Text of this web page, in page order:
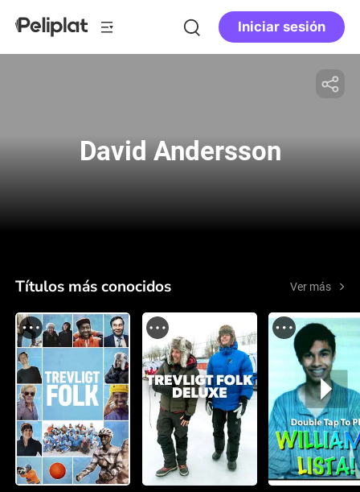
Iniciar sesión
David Andersson
Títulos más conocidos Ver más